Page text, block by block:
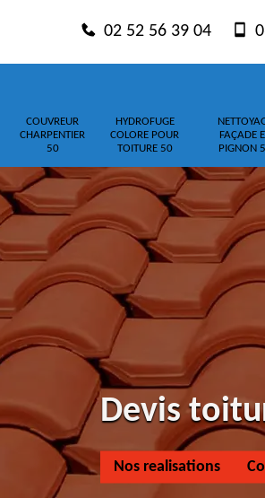
02 52 56 39 04
COUVREUR
CHARPENTIER
50
HYDROFUGE
COLORE POUR
TOITURE 50
FAÇADE
PIGNON
Devis
Nos realisations